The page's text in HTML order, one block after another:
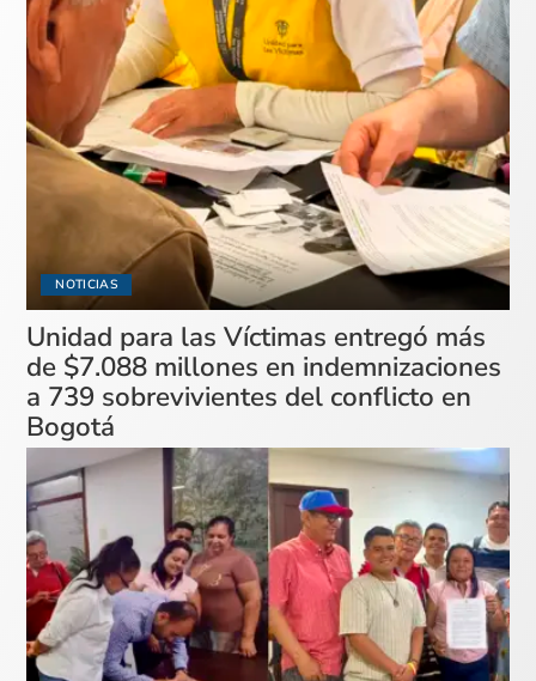
NOTICIAS
Unidad para las Víctimas entregó más
de $7.088 millones en indemnizaciones
a 739 sobrevivientes del conflicto en
Bogotá